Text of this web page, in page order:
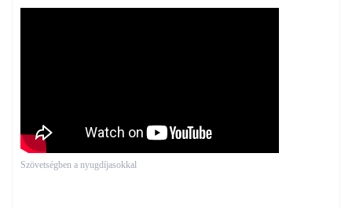
Szövetségben a nyugdíjasokkal